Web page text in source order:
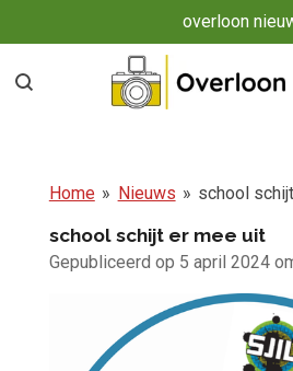
direct
naar
overloon
Home » Nieuws » school
school schijt er mee uit
Gepubliceerd op 5 april 2024